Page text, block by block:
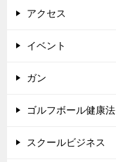
アクセス
イベント
ガン
ゴルフボール健康法
スクールビジネス